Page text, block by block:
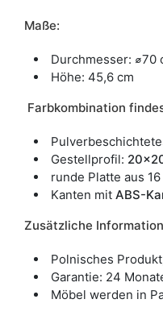
Maße:
Durchmesser: ⌀70
Höhe: 45,6 cm
Farbkombination
Gestellprofil:
runde Platte aus
Kanten mit ABS-
Zusätzliche
Polnisches
Garantie: 24
Möbel werden in